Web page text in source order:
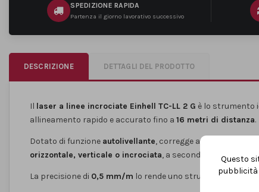
SPEDIZIONE RAPIDA
Partenza il giorno lavorativo successivo
DESCRIZIONE DETTAGLI DEL PRODOTTO
Il laser a linee incrociate Einhell TC-LL 2 G è lo strumento
allineamento rapido e accurato fino a 16 metri di distanza.
Dotato di funzione autolivellante, corregge
orizzontale, verticale o incrociata, a seconda delle
La precisione di 0,5 mm/m lo rende uno strumento
Questo
pubblicità